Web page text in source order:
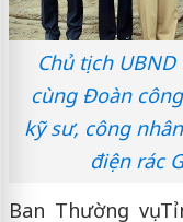
Chủ tịch
cùng Đoàn
kỹ sư, công
điện rác
Ban Thường vụ